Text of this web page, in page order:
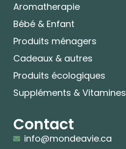
Aromatherapie
Bébé & Enfant
Produits ménagers
Cadeaux & autres
Produits écologiques
Suppléments & Vitamines
Contact
info@mondeavie.ca